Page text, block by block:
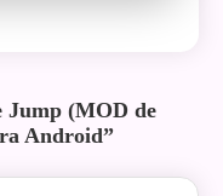
Jump (MOD de
Android”